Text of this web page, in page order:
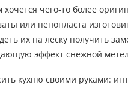
чего-то более
или пенопласта
их на леску получить
эффект снежной